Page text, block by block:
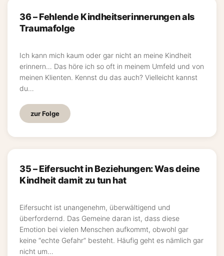
36 – Fehlende Kindheitserinnerungen als
Traumafolge
Ich kann mich kaum oder gar nicht an meine Kindheit
erinnern… Das höre ich so oft in meinem Umfeld und von
meinen Klienten. Kennst du das auch? Vielleicht kannst
du…
zur Folge
35 – Eifersucht in Beziehungen: Was deine
Kindheit damit zu tun hat
Eifersucht ist unangenehm, überwältigend und
überfordernd. Das Gemeine daran ist, dass diese
Emotion bei vielen Menschen aufkommt, obwohl gar
keine “echte Gefahr” besteht. Häufig geht es nämlich gar
nicht um…